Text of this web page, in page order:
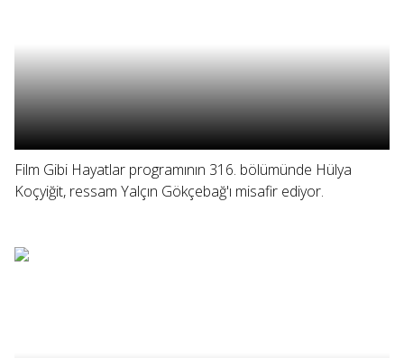
Film Gibi Hayatlar programının 316. bölümünde Hülya
Koçyiğit, ressam Yalçın Gökçebağ'ı misafir ediyor.